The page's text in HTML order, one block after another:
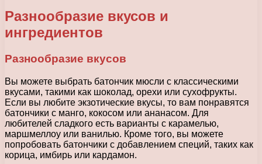
Разнообразие вкусов и
ингредиентов
Разнообразие вкусов
Вы можете выбрать батончик мюсли с классическими
вкусами, такими как шоколад, орехи или сухофрукты.
Если вы любите экзотические вкусы, то вам понравятся
батончики с манго, кокосом или ананасом. Для
любителей сладкого есть варианты с карамелью,
маршмеллоу или ванилью. Кроме того, вы можете
попробовать батончики с добавлением специй, таких как
корица, имбирь или кардамон.